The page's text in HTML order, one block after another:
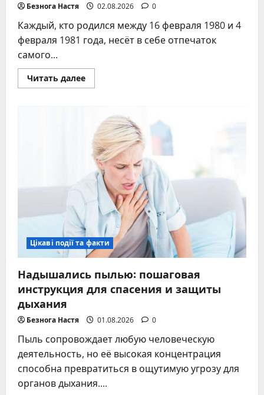
Безнога Настя 02.08.2026 0
Каждый, кто родился между 16 февраля 1980 и 4
февраля 1981 года, несёт в себе отпечаток
самого...
Читать далееПрочитать
больше
какого
животного
полный
гид
по
Металлической
Обезьяне,
характер
советы
Цікаві події та факти
Надышались пылью: пошаговая
инструкция для спасения и защиты
дыхания
Безнога Настя 01.08.2026 0
Пыль сопровождает любую человеческую
деятельность, но её высокая концентрация
способна превратиться в ощутимую угрозу для
органов дыхания....